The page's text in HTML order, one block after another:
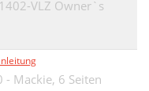
37
VLZ Owner`s
- Mackie, 6 Seiten